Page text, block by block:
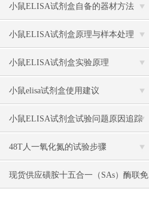
骤，以下有详细说明
小鼠ELISA试剂盒自备的器材方法
小鼠ELISA试剂盒原理与样本处理
小鼠ELISA试剂盒实验原理
小鼠elisa试剂盒使用建议
小鼠ELISA试剂盒试验问题原因追踪
48T人一氧化氮的试验步骤
现货供应磺胺十五合一（SAs）酶联免